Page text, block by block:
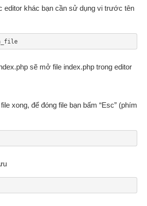
editor khác bạn cần sử dụng vi trước tên
sẽ mở file index.php trong editor
xong, để đóng file bạn bấm “Esc” (phím